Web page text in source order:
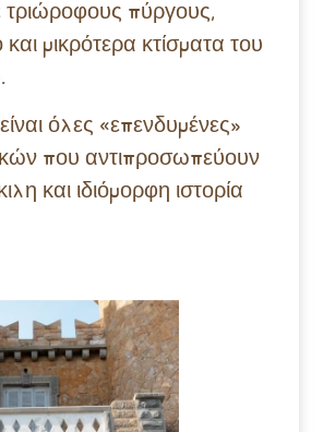
τριώροφους πύργους,
μικρότερα κτίσματα του
όλες «επενδυμένες»
που αντιπροσωπεύουν
και ιδιόμορφη ιστορία